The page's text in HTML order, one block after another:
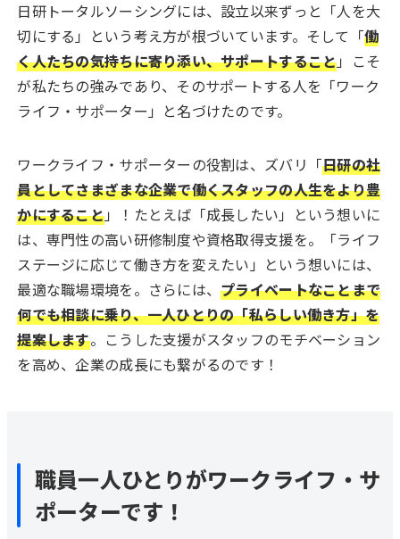
e部活 キャリア採用ITエンジニアお役立ち
設計開発エンジニア
開発設計エンジニアアンゴラ村長
こっちのけんと ハラミちゃんワークライフ・サポーター特集
コラボシリーズ
日研の寮サポート
テクノセンター
日研トータルソーシングには、設立以来ずっと「人を大
切にする」という考え方が根づいています。そして「働
く人たちの気持ちに寄り添い、サポートすること」こそ
が私たちの強みであり、そのサポートする人を「ワーク
ライフ・サポーター」と名づけたのです。
ワークライフ・サポーターの役割は、ズバリ「日研の社
員としてさまざまな企業で働くスタッフの人生をより豊
かにすること」！たとえば「成長したい」という想いに
は、専門性の高い研修制度や資格取得支援を。「ライフ
ステージに応じて働き方を変えたい」という想いには、
最適な職場環境を。さらには、プライベートなことまで
何でも相談に乗り、一人ひとりの「私らしい働き方」を
提案します。こうした支援がスタッフのモチベーション
を高め、企業の成長にも繋がるのです！
職員一人ひとりがワークライフ・サ
ポーターです！